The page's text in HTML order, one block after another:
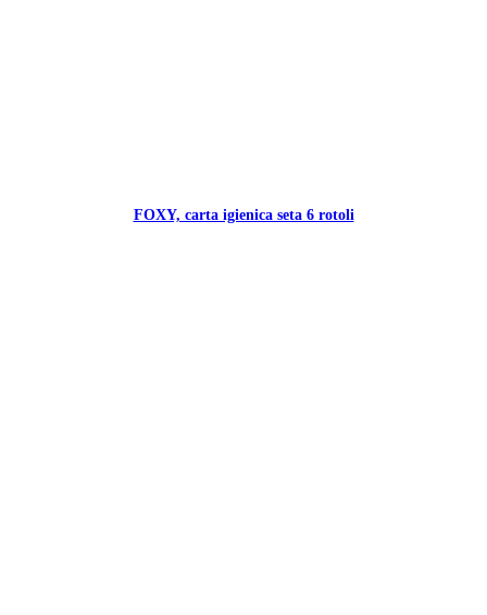
FOXY, carta igienica seta 6 rotoli